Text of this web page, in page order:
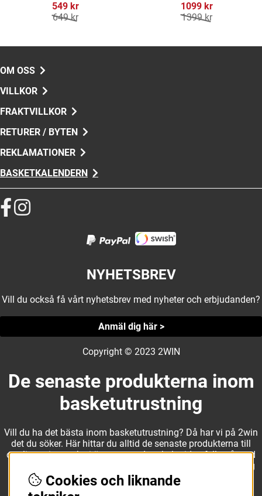
549 kr
649 kr
1099 kr
1399 kr
OM OSS
VILLKOR
FRAKTVILLKOR
RETURER / BYTEN
REKLAMATIONER
BASKETKALENDERN
NYHETSBREV
Vill du också få vårt nyhetsbrev med nyheter och erbjudanden?
Anmäl dig här >
Copyright © 2023 2WIN
De senaste produkterna inom
basketutrustning
Vill du ha det bästa inom basketutrustning? Då har vi på 2win
det du söker. Här hittar du alltid de senaste produkterna till
otroliga priser, och vi är noga med att hela tiden fylla på med
nyheter i webbshopen. Det gör oss till ett naturligt val för dig
som vill ha utrustning som överträffar alla andra märken.
Cookies och liknande